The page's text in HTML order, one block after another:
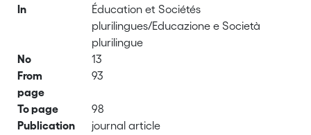
In
Éducation et Sociétés
plurilingues/Educazione e Società
plurilingue
No
13
From
page
93
To page
98
Publication
journal article